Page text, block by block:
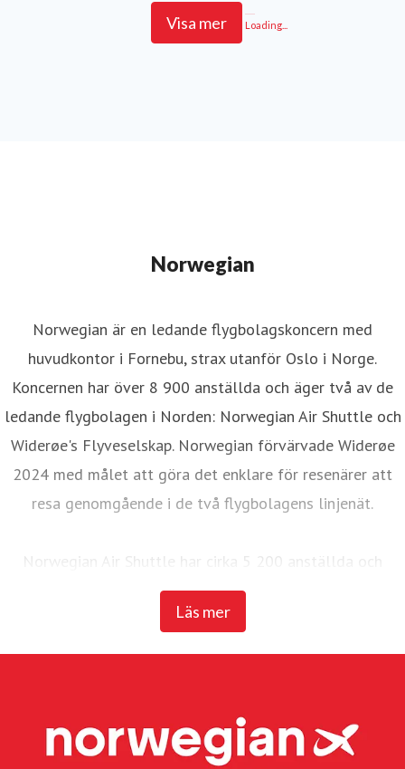
Visa mer Loading...
Norwegian
Läs mer
Norwegian är en ledande flygbolagskoncern med
huvudkontor i Fornebu, strax utanför Oslo i Norge.
Koncernen har över 8 900 anställda och äger två av de
ledande flygbolagen i Norden: Norwegian Air Shuttle och
Widerøe's Flyveselskap. Norwegian förvärvade Widerøe
2024 med målet att göra det enklare för resenärer att
resa genomgående i de två flygbolagens linjenät.
Norwegian Air Shuttle har cirka 5 200 anställda och
erbjuder ett omfattande linjenät som binder samman de
nordiska länderna med ett brett utbud av destinationer i
Europa. Under 2025 transporterade Norwegian 23